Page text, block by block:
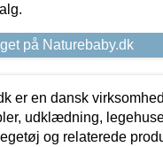
på Naturebaby.dk
er en dansk
udklædning,
og relaterede